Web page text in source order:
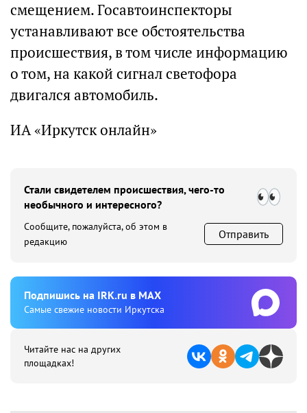
смещением. Госавтоинспекторы
устанавливают все обстоятельства
происшествия, в том числе информацию
о том, на какой сигнал светофора
двигался автомобиль.
ИА «Иркутск онлайн»
Стали свидетелем происшествия, чего-то
необычного и интересного?
Сообщите, пожалуйста, об этом в
редакцию
Отправить
Подпишиcь на IRK.ru в MAX
Cамые свежие новости Иркутска
Читайте нас на других
площадках!